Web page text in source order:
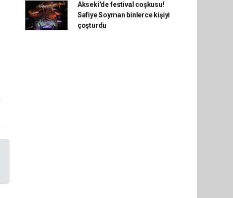
Akseki'de festival coşkusu!
Safiye Soyman binlerce kişiyi
çoşturdu